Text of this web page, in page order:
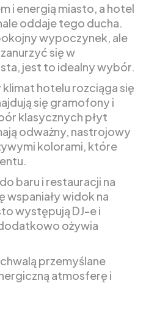
i energią miasto, a hotel
oddaje tego ducha.
wypoczynek, ale
się w
jest to idealny wybór.
hotelu rozciąga się
się gramofony i
klasycznych płyt
odważny, nastrojowy
kolorami, które
baru i restauracji na
wspaniały widok na
występują DJ-e i
ożywia
przemyślane
atmosferę i